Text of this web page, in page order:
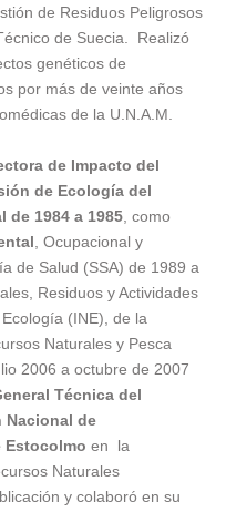
de Residuos Peligrosos
de Suecia. Realizó
genéticos de
por más de veinte años
de la U.N.A.M.
de Impacto del
de Ecología del
de 1984 a 1985 , como
, Ocupacional y
de Salud (SSA) de 1989 a
Residuos y Actividades
(INE), de la
Naturales y Pesca
2006 a octubre de 2007
Técnica del
Nacional de
Estocolmo en la
Naturales
y colaboró en su